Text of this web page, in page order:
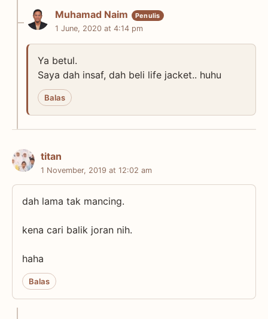
Muhamad Naim
1 June, 2020 at 4:14 pm
Ya betul.
Saya dah insaf, dah beli life jacket.. huhu
Balas
titan
1 November, 2019 at 12:02 am
dah lama tak mancing.
kena cari balik joran nih.
haha
Balas